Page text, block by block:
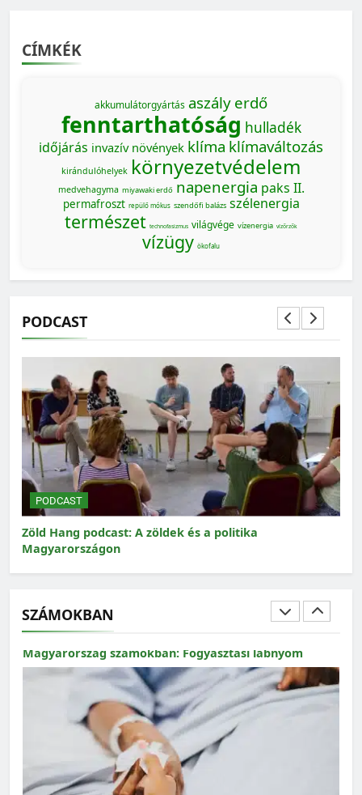
CÍMKÉK
akkumulátorgyártás aszály erdő
fenntarthatóság hulladék
időjárás invazív növények klíma klímaváltozás
kirándulóhelyek környezetvédelem
medvehagyma miyawaki erdő napenergia paks II.
permafroszt repülő mókus szendőfi balázs szélenergia
természet technofasizmus világvége vízenergia vízőrzők
vízügy ökofalu
PODCAST
PODCAST
Zöld Hang podcast: A zöldek és a politika
Magyarországon
SZÁMOKBAN
MAGYARORSZÁG SZÁMOKBAN
Magyarország számokban: a nők szerepvállalása a
közéletben
MAGYARORSZÁG SZÁMOKBAN
Magyarország számokban: Fogyasztási lábnyom